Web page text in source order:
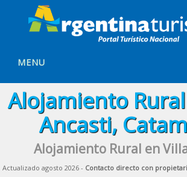
MENU
Alojamiento
Ancasti,
Alojamiento Rural en
Actualizado agosto 2026 - Contacto directo con